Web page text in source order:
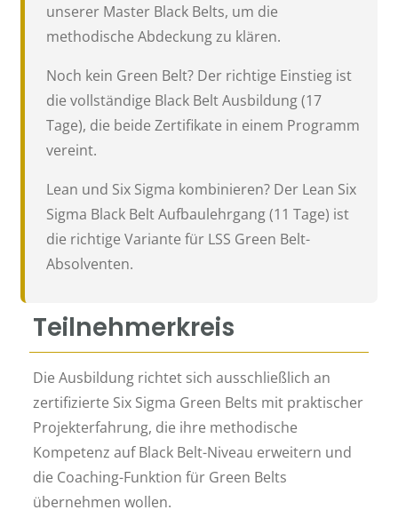
unserer Master Black Belts, um die
methodische Abdeckung zu klären.
Noch kein Green Belt? Der richtige Einstieg ist
die vollständige Black Belt Ausbildung (17
Tage), die beide Zertifikate in einem Programm
vereint.
Lean und Six Sigma kombinieren? Der Lean Six
Sigma Black Belt Aufbaulehrgang (11 Tage) ist
die richtige Variante für LSS Green Belt-
Absolventen.
Teilnehmerkreis
Die Ausbildung richtet sich ausschließlich an
zertifizierte Six Sigma Green Belts mit praktischer
Projekterfahrung, die ihre methodische
Kompetenz auf Black Belt-Niveau erweitern und
die Coaching-Funktion für Green Belts
übernehmen wollen.